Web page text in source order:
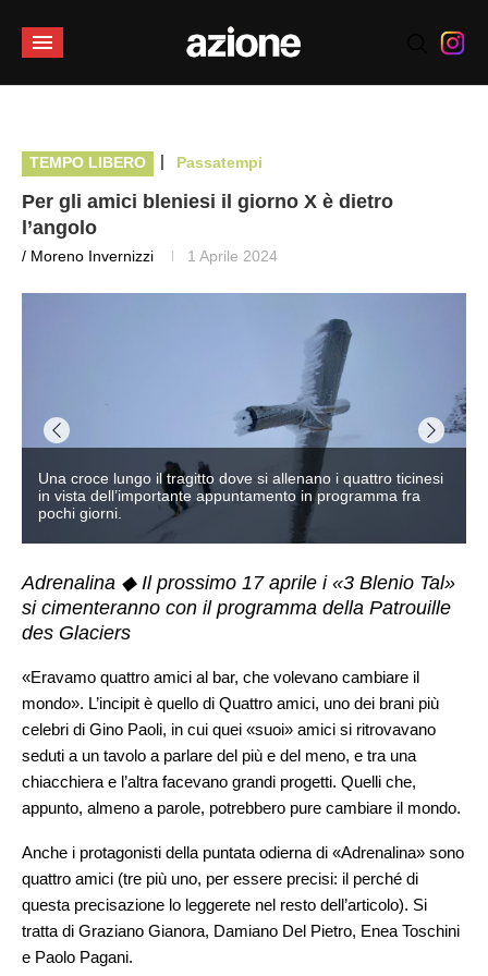
TEMPO LIBERO | Passatempi
Per gli amici bleniesi il giorno X è dietro
l’angolo
/ Moreno Invernizzi 1 Aprile 2024
Una croce lungo il tragitto dove si allenano i quattro ticinesi
in vista dell’importante appuntamento in programma fra
pochi giorni.
Adrenalina ◆ Il prossimo 17 aprile i «3 Blenio Tal»
si cimenteranno con il programma della Patrouille
des Glaciers
«Eravamo quattro amici al bar, che volevano cambiare il
mondo». L’incipit è quello di Quattro amici, uno dei brani più
celebri di Gino Paoli, in cui quei «suoi» amici si ritrovavano
seduti a un tavolo a parlare del più e del meno, e tra una
chiacchiera e l’altra facevano grandi progetti. Quelli che,
appunto, almeno a parole, potrebbero pure cambiare il mondo.
Anche i protagonisti della puntata odierna di «Adrenalina» sono
quattro amici (tre più uno, per essere precisi: il perché di
questa precisazione lo leggerete nel resto dell’articolo). Si
tratta di Graziano Gianora, Damiano Del Pietro, Enea Toschini
e Paolo Pagani.